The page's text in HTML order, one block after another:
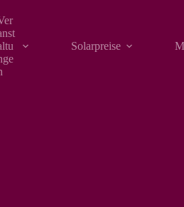
Solarpreise